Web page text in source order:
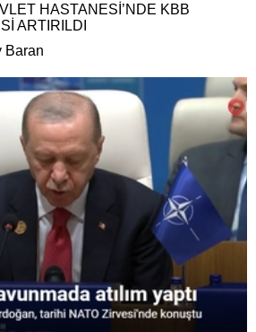
HASTANESİ’NDE KBB
ARTIRILDI
Baran